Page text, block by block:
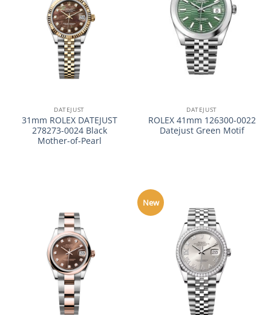
DATEJUST
31mm ROLEX DATEJUST
278273-0024 Black
Mother-of-Pearl
DATEJUST
ROLEX 41mm 126300-0022
Datejust Green Motif
New